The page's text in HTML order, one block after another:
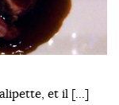
et il […]